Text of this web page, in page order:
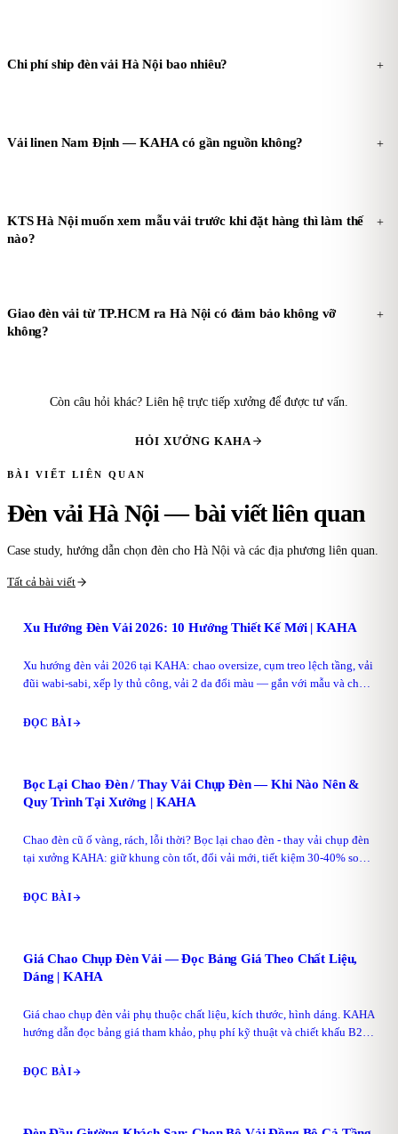
Chi phí ship đèn vải Hà Nội bao nhiêu? +
Vải linen Nam Định — KAHA có gần nguồn không? +
KTS Hà Nội muốn xem mẫu vải trước khi đặt hàng thì làm thế
nào?
+
Giao đèn vải từ TP.HCM ra Hà Nội có đảm bảo không vỡ
không?
+
Còn câu hỏi khác? Liên hệ trực tiếp xưởng để được tư vấn.
HỎI XƯỞNG KAHA
BÀI VIẾT LIÊN QUAN
Đèn vải Hà Nội — bài viết liên quan
Case study, hướng dẫn chọn đèn cho Hà Nội và các địa phương liên quan.
Tất cả bài viết
Xu Hướng Đèn Vải 2026: 10 Hướng Thiết Kế Mới | KAHA
Xu hướng đèn vải 2026 tại KAHA: chao oversize, cụm treo lệch tầng, vải
đũi wabi-sabi, xếp ly thủ công, vải 2 da đổi màu — gắn với mẫu và chất
ĐỌC BÀI
Bọc Lại Chao Đèn / Thay Vải Chụp Đèn — Khi Nào Nên &
Quy Trình Tại Xưởng | KAHA
Chao đèn cũ ố vàng, rách, lỗi thời? Bọc lại chao đèn - thay vải chụp đèn
tại xưởng KAHA: giữ khung còn tốt, đổi vải mới, tiết kiệm 30-40% so
ĐỌC BÀI
Giá Chao Chụp Đèn Vải — Đọc Bảng Giá Theo Chất Liệu,
Dáng | KAHA
Giá chao chụp đèn vải phụ thuộc chất liệu, kích thước, hình dáng. KAHA
hướng dẫn đọc bảng giá tham khảo, phụ phí kỹ thuật và chiết khấu B2B
ĐỌC BÀI